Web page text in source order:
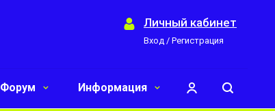
Личный кабинет
Вход / Регистрация
Форум Информация